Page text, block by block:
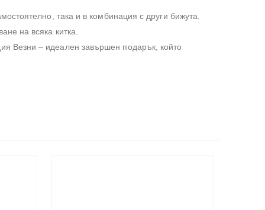
така и в комбинация с други бижута.
на всяка китка.
Везни – идеален завършен подарък, който